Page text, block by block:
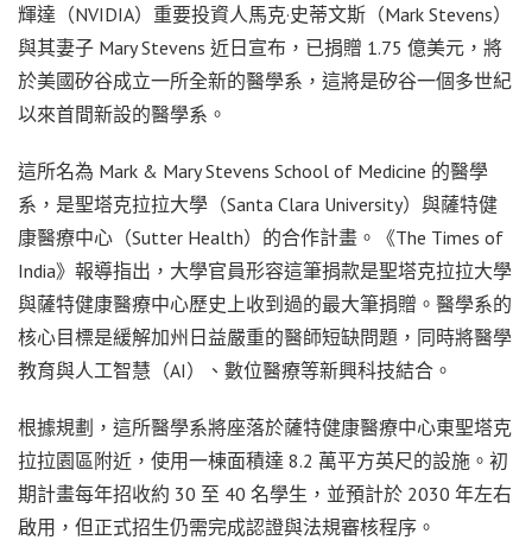
輝達（NVIDIA）重要投資人馬克·史蒂文斯（Mark Stevens）
與其妻子 Mary Stevens 近日宣布，已捐贈 1.75 億美元，將
於美國矽谷成立一所全新的醫學系，這將是矽谷一個多世紀
以來首間新設的醫學系。
這所名為 Mark & Mary Stevens School of Medicine 的醫學
系，是聖塔克拉拉大學（Santa Clara University）與薩特健
康醫療中心（Sutter Health）的合作計畫。《The Times of
India》報導指出，大學官員形容這筆捐款是聖塔克拉拉大學
與薩特健康醫療中心歷史上收到過的最大筆捐贈。醫學系的
核心目標是緩解加州日益嚴重的醫師短缺問題，同時將醫學
教育與人工智慧（AI）、數位醫療等新興科技結合。
根據規劃，這所醫學系將座落於薩特健康醫療中心東聖塔克
拉拉園區附近，使用一棟面積達 8.2 萬平方英尺的設施。初
期計畫每年招收約 30 至 40 名學生，並預計於 2030 年左右
啟用，但正式招生仍需完成認證與法規審核程序。